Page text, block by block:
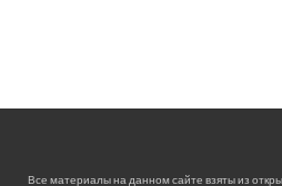
Все материалы на данном сайте взяты из